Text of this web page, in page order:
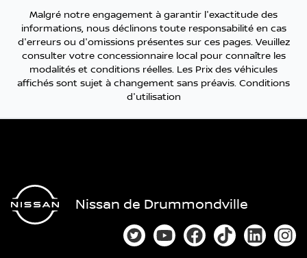
Malgré notre engagement à garantir l'exactitude des
informations, nous déclinons toute responsabilité en cas
d'erreurs ou d'omissions présentes sur ces pages. Veuillez
consulter votre concessionnaire local pour connaître les
modalités et conditions réelles. Les Prix des véhicules
affichés sont sujet à changement sans préavis. Conditions
d'utilisation
Nissan de Drummondville
Lien vers notre compte Twitter
Lien vers notre chaîne
Lien vers notre page
Lien vers notre
Lien vers